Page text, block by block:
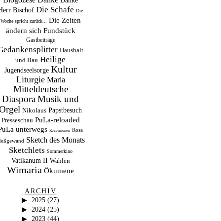
Bischof Die Schafe Die
Woche spricht zurück...
Die Zeiten
ändern sich Fundstück
Gastbeiträge
Haushalt
und Bau Heilige
Jugendseelsorge Kultur
Liturgie Maria
Mitteldeutsche
Diaspora Musik und
Nikolaus Papstbesuch
Presseschau PuLa-reloaded
unterwegs Rezensionen Rosa
Sketch des Monats
Sketchlets Sommerkino
Vatikanum II Wahlen
Wimaria Ökumene
ARCHIV
2025 (27)
2024 (25)
2023 (44)